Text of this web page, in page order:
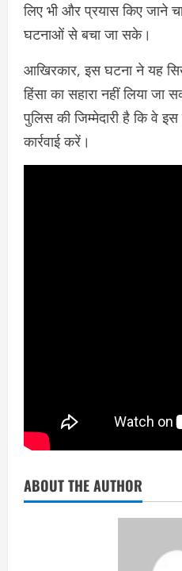
लिए भी और प्रयास किए जाने
घटनाओं से बचा जा सके।
आखिरकार, इस घटना ने यह
हिंसा का सहारा नहीं लिया जा
पुलिस की जिम्मेदारी है कि वे
कार्रवाई करें।
ABOUT THE AUTHOR